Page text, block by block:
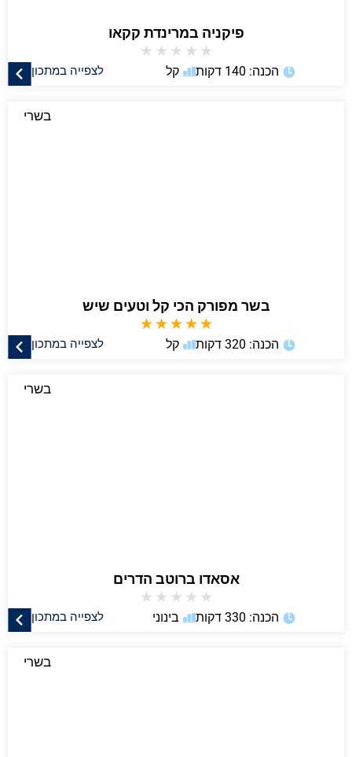
פיקניה במרינדת קקאו
★
★
★
★
★
לצפייה במתכון הכנה: 140 דקות קל
בשרי
בשר מפורק הכי קל וטעים שיש
★
★
★
★
★
לצפייה במתכון הכנה: 320 דקות קל
בשרי
אסאדו ברוטב הדרים
★
★
★
★
★
לצפייה במתכון הכנה: 330 דקות בינוני
בשרי